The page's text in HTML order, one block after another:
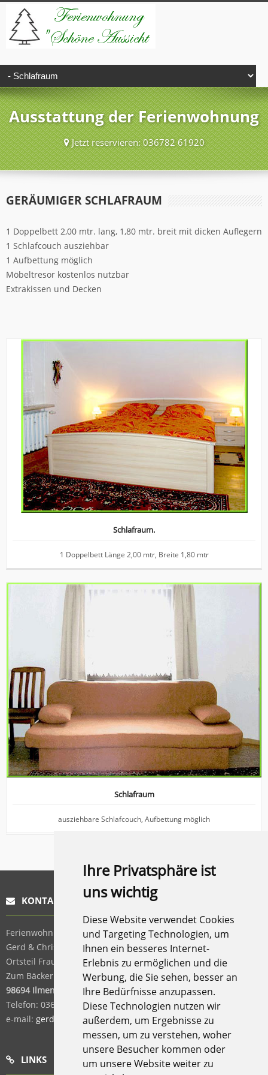
Ihre Privatsphäre ist
uns wichtig
Diese Website verwendet Cookies
und Targeting Technologien, um
Ihnen ein besseres Internet-
Erlebnis zu ermöglichen und die
Werbung, die Sie sehen, besser an
Ihre Bedürfnisse anzupassen.
Diese Technologien nutzen wir
außerdem, um Ergebnisse zu
messen, um zu verstehen, woher
unsere Besucher kommen oder
um unsere Website weiter zu
Ausstattung der Ferienwohnung
Jetzt reservieren: 036782 61920
GERÄUMIGER SCHLAFRAUM
1 Doppelbett 2,00 mtr. lang, 1,80 mtr. breit mit dicken Auflegern
1 Schlafcouch ausziehbar
1 Aufbettung möglich
Möbeltresor kostenlos nutzbar
Extrakissen und Decken
Schlafraum.
1 Doppelbett Länge 2,00 mtr, Breite 1,80 mtr
Schlafraum
ausziehbare Schlafcouch, Aufbettung möglich
KONTAKT
Ferienwohnung „Schöne Aussicht“,
Gerd & Christa Felka,
Ortsteil Frauenwald,
Zum Bäckerberg 9,
98694 Ilmenau
Telefon: 036782 / 61920
e-mail: gerd.felka@t-online.de
LINKS